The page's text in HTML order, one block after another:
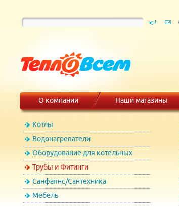
О компании Наши магазины
Котлы
Водонагреватели
Оборудование для котельных
Трубы и Фитинги
Санфаянс/Сантехника
Мебель